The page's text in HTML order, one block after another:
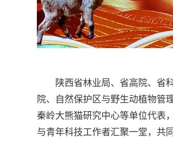
陕西省林业局、省高院、省
院、自然保护区与野生动植物管
秦岭大熊猫研究中心等单位代表
与青年科技工作者汇聚一堂，共